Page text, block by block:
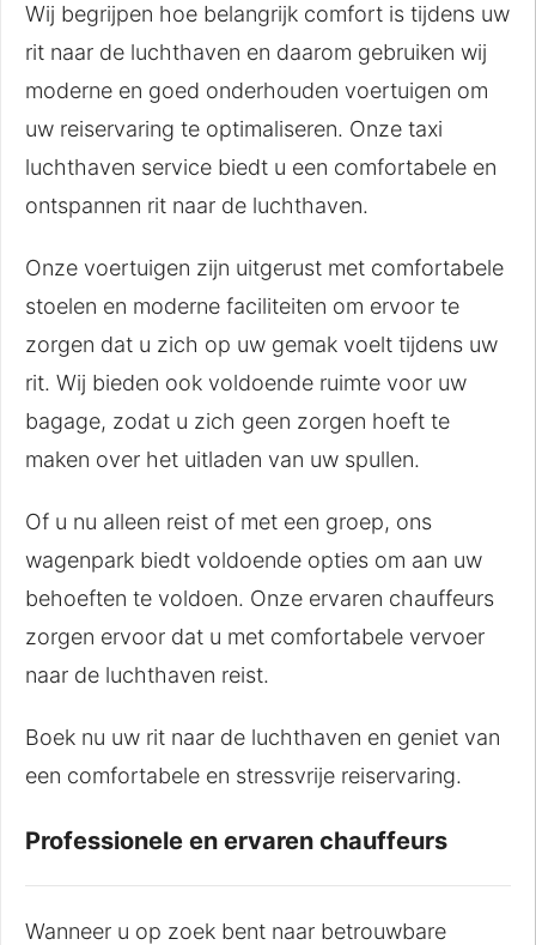
Wij begrijpen hoe belangrijk comfort is tijdens uw
rit naar de luchthaven en daarom gebruiken wij
moderne en goed onderhouden voertuigen om
uw reiservaring te optimaliseren. Onze taxi
luchthaven service biedt u een comfortabele en
ontspannen rit naar de luchthaven.
Onze voertuigen zijn uitgerust met comfortabele
stoelen en moderne faciliteiten om ervoor te
zorgen dat u zich op uw gemak voelt tijdens uw
rit. Wij bieden ook voldoende ruimte voor uw
bagage, zodat u zich geen zorgen hoeft te
maken over het uitladen van uw spullen.
Of u nu alleen reist of met een groep, ons
wagenpark biedt voldoende opties om aan uw
behoeften te voldoen. Onze ervaren chauffeurs
zorgen ervoor dat u met comfortabele vervoer
naar de luchthaven reist.
Boek nu uw rit naar de luchthaven en geniet van
een comfortabele en stressvrije reiservaring.
Professionele en ervaren chauffeurs
Wanneer u op zoek bent naar betrouwbare